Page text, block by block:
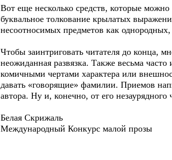
Вот еще несколько средств, которые
буквальное толкование крылатых
несоотносимых предметов как
Чтобы заинтриговать читателя до конца,
неожиданная развязка. Также весьма
комичными чертами характера или
давать «говорящие» фамилии. Приемов
автора. Ну и, конечно, от его незаурядного
Белая Скрижаль
Международный Конкурс малой прозы